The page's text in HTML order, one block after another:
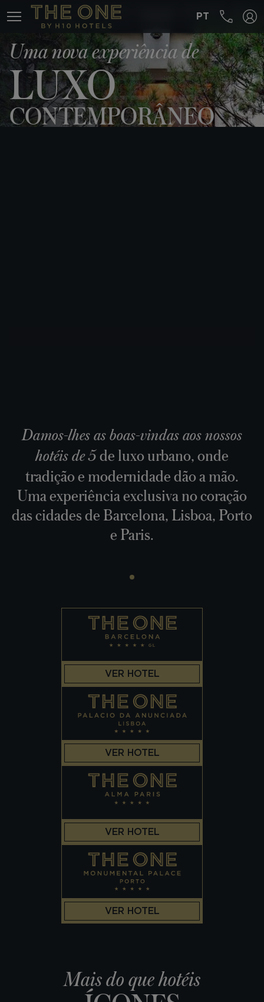
MENÚ PT
Uma nova experiência de
LUXO
CONTEMPORÂNEO
Damos-lhes as boas-vindas aos nossos
hotéis de 5 de luxo urbano, onde
tradição e modernidade dão a mão.
Uma experiência exclusiva no coração
das cidades de Barcelona, Lisboa, Porto
e Paris.
VER HOTEL
VER HOTEL
VER HOTEL
VER HOTEL
Mais do que hotéis